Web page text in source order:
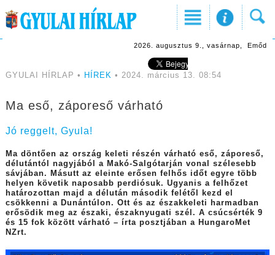
2026. augusztus 9., vasárnap, Emőd
GYULAI HÍRLAP • HÍREK • 2024. március 13. 08:54
Ma eső, záporeső várható
Jó reggelt, Gyula!
Ma döntően az ország keleti részén várható eső, záporeső,
délutántól nagyjából a Makó-Salgótarján vonal szélesebb
sávjában. Másutt az eleinte erősen felhős időt egyre több
helyen követik naposabb perdiósuk. Ugyanis a felhőzet
határozottan majd a délután második felétől kezd el
csökkenni a Dunántúlon. Ott és az északkeleti harmadban
erősödik meg az északi, északnyugati szél. A csúcsérték 9
és 15 fok között várható – írta posztjában a HungaroMet
NZrt.